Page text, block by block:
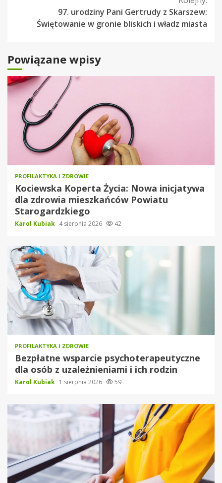
97. urodziny Pani Gertrudy z Skarszew:
Świętowanie w gronie bliskich i władz miasta
Powiązane wpisy
PROFILAKTYKA I ZDROWIE
Kociewska Koperta Życia: Nowa inicjatywa
dla zdrowia mieszkańców Powiatu
Starogardzkiego
Karol Kubiak 4 sierpnia 2026 42
PROFILAKTYKA I ZDROWIE
Bezpłatne wsparcie psychoterapeutyczne
dla osób z uzależnieniami i ich rodzin
Karol Kubiak 1 sierpnia 2026 59